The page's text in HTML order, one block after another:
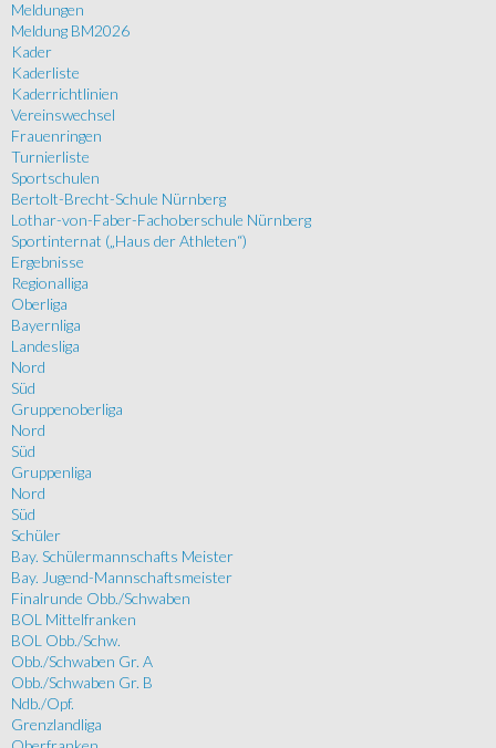
Meldungen
Meldung BM2026
Kader
Kaderliste
Kaderrichtlinien
Vereinswechsel
Frauenringen
Turnierliste
Sportschulen
Bertolt-Brecht-Schule Nürnberg
Lothar-von-Faber-Fachoberschule Nürnberg
Sportinternat („Haus der Athleten“)
Ergebnisse
Regionalliga
Oberliga
Bayernliga
Landesliga
Nord
Süd
Gruppenoberliga
Nord
Süd
Gruppenliga
Nord
Süd
Schüler
Bay. Schülermannschafts Meister
Bay. Jugend-Mannschaftsmeister
Finalrunde Obb./Schwaben
BOL Mittelfranken
BOL Obb./Schw.
Obb./Schwaben Gr. A
Obb./Schwaben Gr. B
Ndb./Opf.
Grenzlandliga